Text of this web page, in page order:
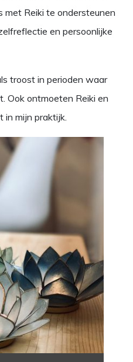
Reiki te ondersteunen
en persoonlijke
troost in perioden waar
Ook ontmoeten Reiki en
in mijn praktijk.